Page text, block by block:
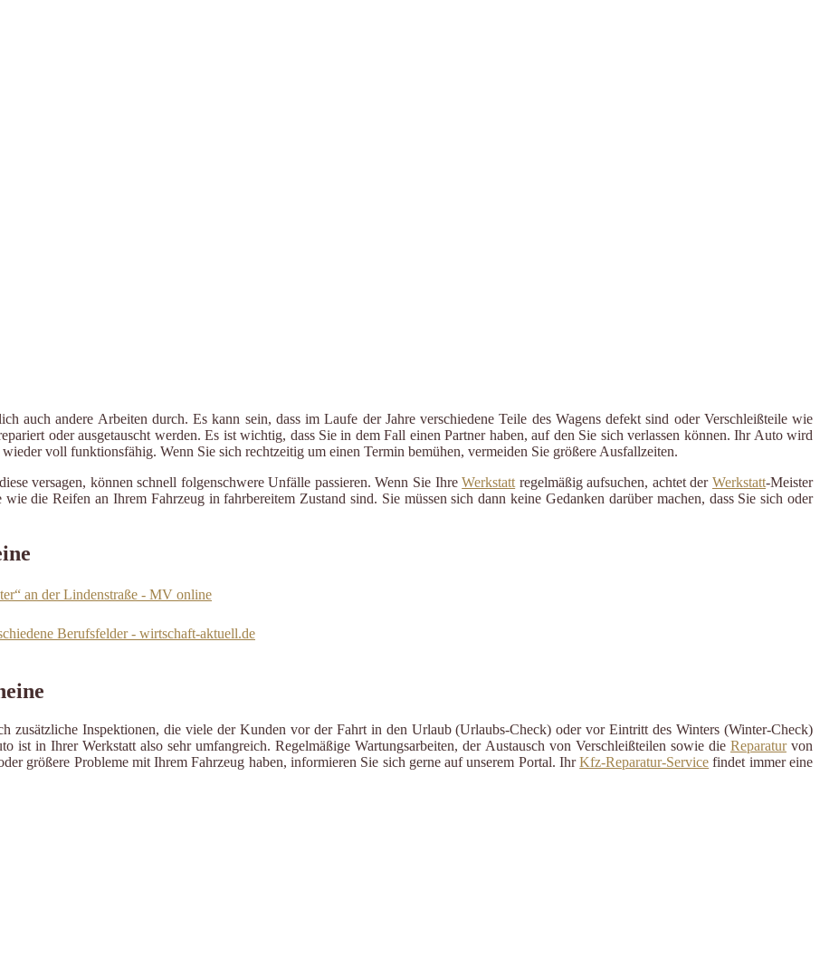
auch andere Arbeiten durch. Es kann sein, dass im Laufe der Jahre verschiedene Teile des Wagens defekt sind oder Verschleißteile wie
oder ausgetauscht werden. Es ist wichtig, dass Sie in dem Fall einen Partner haben, auf den Sie sich verlassen können. Ihr Auto wird
voll funktionsfähig. Wenn Sie sich rechtzeitig um einen Termin bemühen, vermeiden Sie größere Ausfallzeiten.
versagen, können schnell folgenschwere Unfälle passieren. Wenn Sie IhreWerkstatt regelmäßig aufsuchen, achtet derWerkstatt-Meister
die Reifen an Ihrem Fahrzeug in fahrbereitem Zustand sind. Sie müssen sich dann keine Gedanken darüber machen, dass Sie sich oder
an der Lindenstraße - MV online
Berufsfelder - wirtschaft-aktuell.de
zusätzliche Inspektionen, die viele der Kunden vor der Fahrt in den Urlaub (Urlaubs-Check) oder vor Eintritt des Winters (Winter-Check)
ist in Ihrer Werkstatt also sehr umfangreich. Regelmäßige Wartungsarbeiten, der Austausch von Verschleißteilen sowie die Reparaturvon
größere Probleme mit Ihrem Fahrzeug haben, informieren Sie sich gerne auf unserem Portal. IhrKfz-Reparatur-Service findet immer eine